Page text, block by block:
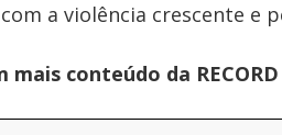
a violência crescente e
mais conteúdo da